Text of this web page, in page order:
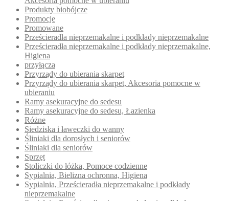
Produkty biobójcze
Promocje
Promowane
Prześcieradła nieprzemakalne i podkłady nieprzemakalne
Prześcieradła nieprzemakalne i podkłady nieprzemakalne,
Higiena
przyłącza
Przyrządy do ubierania skarpet
Przyrządy do ubierania skarpet, Akcesoria pomocne w
ubieraniu
Ramy asekuracyjne do sedesu
Ramy asekuracyjne do sedesu, Łazienka
Różne
Siedziska i ławeczki do wanny
Śliniaki dla dorosłych i seniorów
Śliniaki dla seniorów
Sprzęt
Stoliczki do łóżka, Pomoce codzienne
Sypialnia, Bielizna ochronna, Higiena
Sypialnia, Prześcieradła nieprzemakalne i podkłady
nieprzemakalne